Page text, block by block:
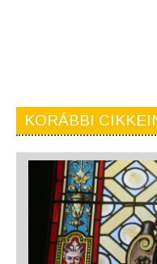
KORÁBBI